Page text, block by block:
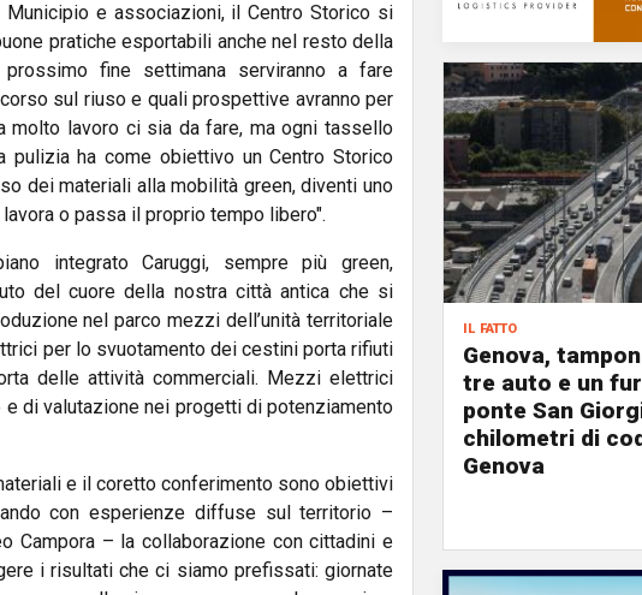
Municipio e associazioni, il Centro Storico si
pratiche esportabili anche nel resto della
fine settimana serviranno a fare
sul riuso e quali prospettive avranno per
molto lavoro ci sia da fare, ma ogni tassello
pulizia ha come obiettivo un Centro Storico
dei materiali alla mobilità green, diventi uno
o passa il proprio tempo libero".
integrato Caruggi, sempre più green,
del cuore della nostra città antica che si
nel parco mezzi dell’unità territoriale
per lo svuotamento dei cestini porta rifiuti
delle attività commerciali. Mezzi elettrici
di valutazione nei progetti di potenziamento
e il coretto conferimento sono obiettivi
con esperienze diffuse sul territorio –
Campora – la collaborazione con cittadini e
i risultati che ci siamo prefissati: giornate
il fatto
Genova,
tre auto e un
ponte San
chilometri di
Genova